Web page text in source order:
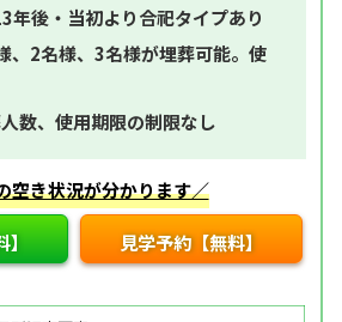
年後・当初より合祀タイプあり
、2名様、3名様が埋葬可能。使
数、使用期限の制限なし
空き状況が分かります／
】 見学予約【無料】